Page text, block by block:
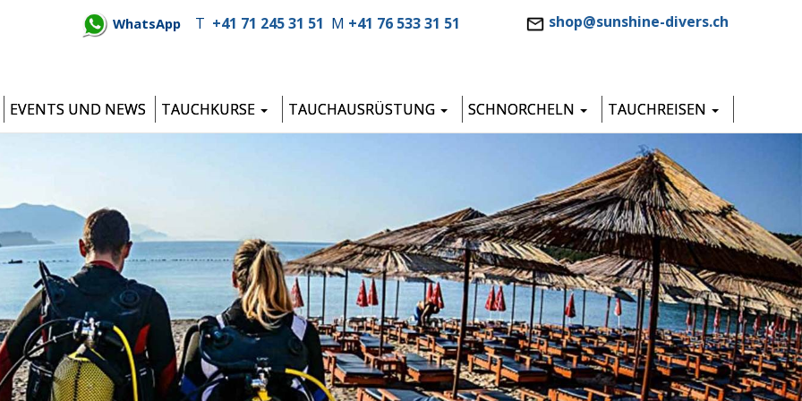
WhatsApp T +41 71 245 31 51 M +41 76 533 31 51 shop@sunshine-divers.ch
EVENTS UND NEWS TAUCHKURSE TAUCHAUSRÜSTUNG SCHNORCHELN TAUCHREISEN